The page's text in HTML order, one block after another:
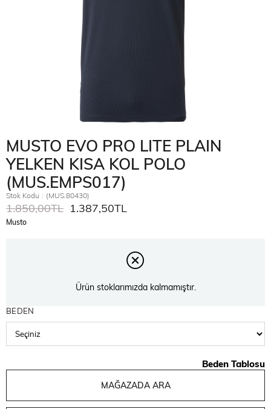
MUSTO EVO PRO LITE PLAIN
YELKEN KISA KOL POLO
(MUS.EMPS017)
Stok Kodu (MUS.80430)
1.850,00TL 1.387,50TL
Musto
Ürün stoklarımızda kalmamıştır.
BEDEN
Beden Tablosu
MAĞAZADA ARA